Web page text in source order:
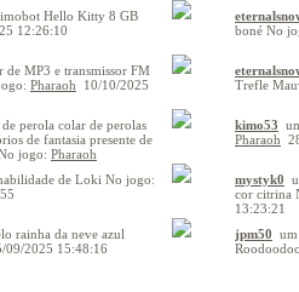
Hello Kitty 8 GB
12:26:10
boné No
de MP3 e transmissor FM
Pharaoh
10/10/2025
Trefle
perola colar de perolas
de fantasia presente de
jogo: Pharaoh
kimo53
Pharaoh
de Loki No jogo:
mystyk0
cor citrina
13:23:21
rainha da neve azul
09/2025 15:48:16
jpm50